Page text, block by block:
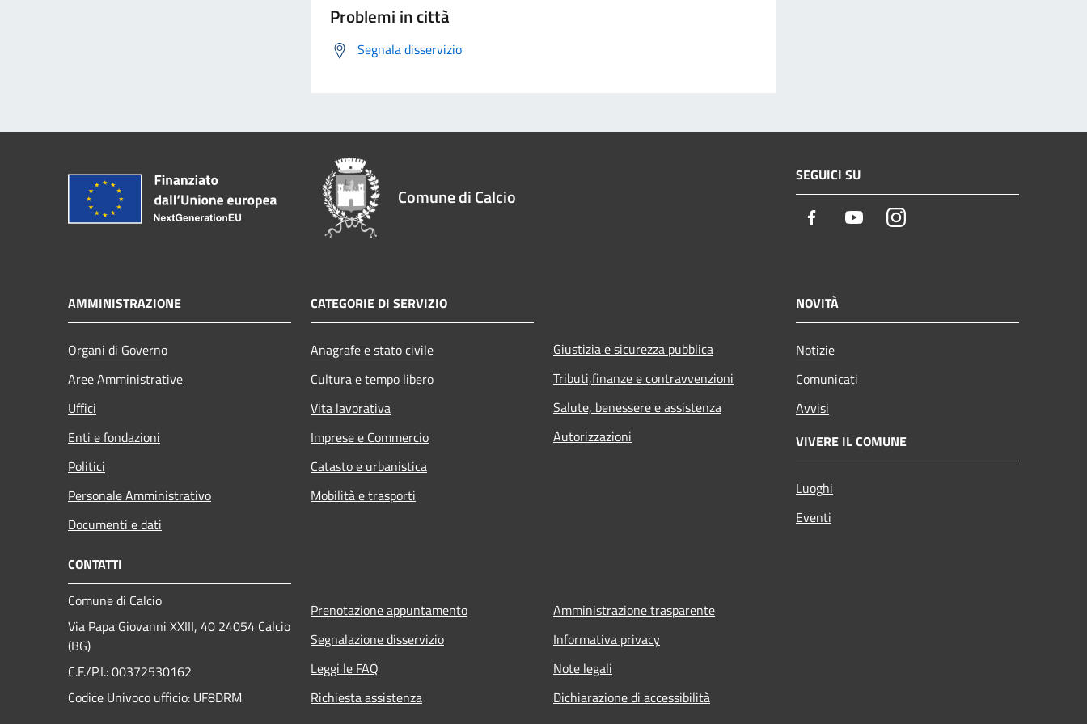
Problemi in città
Segnala disservizio
Comune di Calcio
SEGUICI SU
Facebook YoutubeInstagram
AMMINISTRAZIONE
Organi di Governo
Aree Amministrative
Uffici
Enti e fondazioni
Politici
Personale Amministrativo
Documenti e dati
CATEGORIE DI SERVIZIO
Anagrafe e stato civile
Cultura e tempo libero
Vita lavorativa
Imprese e Commercio
Catasto e urbanistica
Mobilità e trasporti
Giustizia e sicurezza pubblica
Tributi,finanze e contravvenzioni
Salute, benessere e assistenza
Autorizzazioni
NOVITÀ
Notizie
Comunicati
Avvisi
VIVERE IL COMUNE
Luoghi
Eventi
CONTATTI
Comune di Calcio
Via Papa Giovanni XXIII, 40 24054 Calcio
(BG)
C.F./P.I.: 00372530162
Codice Univoco ufficio: UF8DRM
Prenotazione appuntamento
Segnalazione disservizio
Leggi le FAQ
Richiesta assistenza
Amministrazione trasparente
Informativa privacy
Note legali
Dichiarazione di accessibilità